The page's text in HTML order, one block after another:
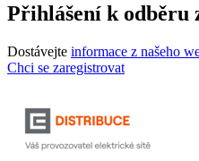
Přihlášení k odběru
Dostávejte informace z našeho
Chci se zaregistrovat